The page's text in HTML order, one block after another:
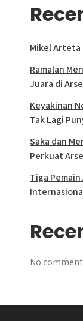
Mikel Arteta
Ramalan
Juara di
Keyakinan
Tak Lagi
Saka dan
Perkuat
Tiga
No